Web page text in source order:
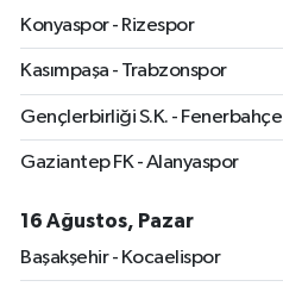
Konyaspor - Rizespor
Kasımpaşa - Trabzonspor
Gençlerbirliği S.K. - Fenerbahçe
Gaziantep FK - Alanyaspor
16 Ağustos, Pazar
Başakşehir - Kocaelispor